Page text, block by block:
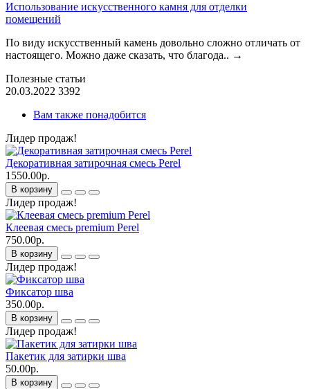
Использование искусственного камня для отделки
помещений
По виду искусственный камень довольно сложно отличать от
настоящего. Можно даже сказать, что благода.. →
Полезные статьи
20.03.2022 3392
Вам также понадобится
Лидер продаж!
Декоративная затирочная смесь Perel
1550.00р.
В корзину
Лидер продаж!
Клеевая смесь premium Perel
750.00р.
В корзину
Лидер продаж!
Фиксатор шва
350.00р.
В корзину
Лидер продаж!
Пакетик для затирки шва
50.00р.
В корзину